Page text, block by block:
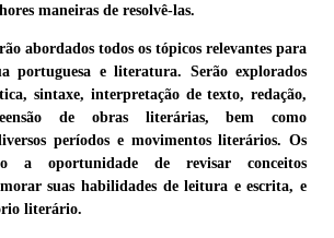
maneiras de resolvê-las.
abordados todos os tópicos relevantes para
portuguesa e literatura. Serão explorados
sintaxe, interpretação de texto, redação,
de obras literárias, bem como
períodos e movimentos literários. Os
a oportunidade de revisar conceitos
suas habilidades de leitura e escrita, e
literário.